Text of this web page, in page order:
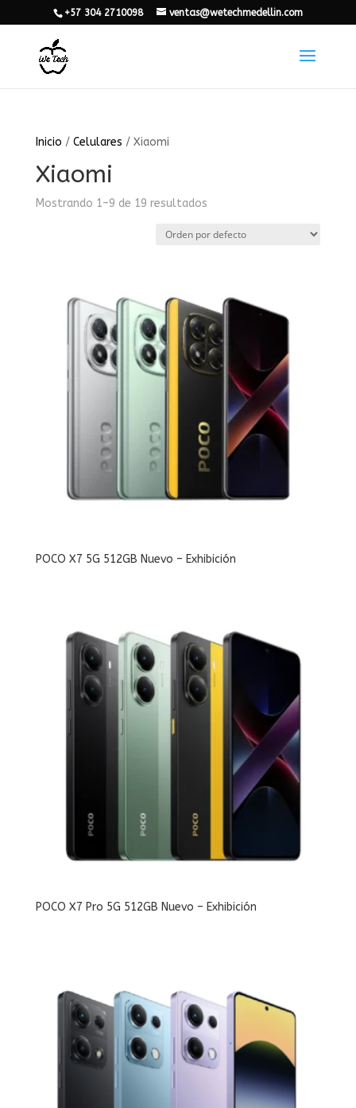
+57 304 2710098 ventas@wetechmedellin.com
Inicio / Celulares / Xiaomi
Xiaomi
Mostrando 1–9 de 19 resultados
POCO X7 5G 512GB Nuevo – Exhibición
POCO X7 Pro 5G 512GB Nuevo – Exhibición